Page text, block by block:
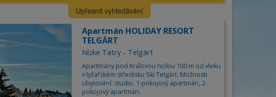
Privát
Chata
Apartmán
Ubytovna
Lokalita
Kraj
Okres
Obec
Cena za osobu / noc od6do85€
nalezeno10ubytování
Upřesnit vyhledávání
Apartmán HOLIDAY RESORT
TELGÁRT
Nízke Tatry - Telgárt
Apartmány pod Kráľovou hoľou 100 m od vleku
v lyžařském středisku Ski Telgárt. Možnosti
ubytování: studio, 1-pokojový apartmán, 2-
pokojový apartmán.